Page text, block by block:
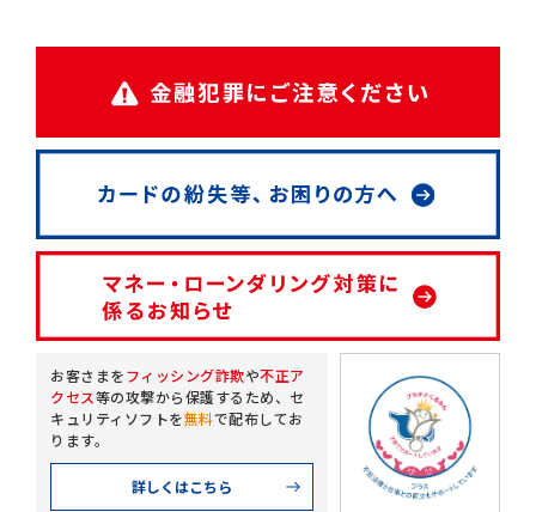
お客さまをフィッシング詐欺や不正ア
クセス等の攻撃から保護するため、 セ
キュリティソフトを無料で配布してお
ります。
詳しくはこちら